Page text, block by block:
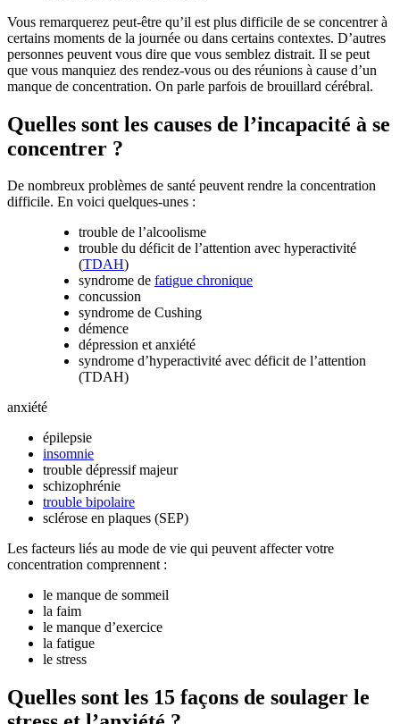
Vous remarquerez peut-être qu’il est plus difficile de se concentrer à
certains moments de la journée ou dans certains contextes. D’autres
personnes peuvent vous dire que vous semblez distrait. Il se peut
que vous manquiez des rendez-vous ou des réunions à cause d’un
manque de concentration. On parle parfois de brouillard cérébral.
Quelles sont les causes de l’incapacité à se
concentrer ?
De nombreux problèmes de santé peuvent rendre la concentration
difficile. En voici quelques-unes :
trouble de l’alcoolisme
trouble du déficit de l’attention avec hyperactivité
(TDAH)
syndrome de fatigue chronique
concussion
syndrome de Cushing
démence
dépression et anxiété
syndrome d’hyperactivité avec déficit de l’attention
(TDAH)
anxiété
épilepsie
insomnie
trouble dépressif majeur
schizophrénie
trouble bipolaire
sclérose en plaques (SEP)
Les facteurs liés au mode de vie qui peuvent affecter votre
concentration comprennent :
le manque de sommeil
la faim
le manque d’exercice
la fatigue
le stress
Quelles sont les 15 façons de soulager le